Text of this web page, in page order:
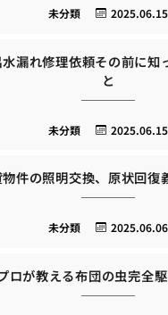
2025.06.15
未分類
漏れ修理依頼その前に知
と
2025.06.15
未分類
件の照明交換、原状回復
2025.06.06
未分類
ロが教える布団の虫完全